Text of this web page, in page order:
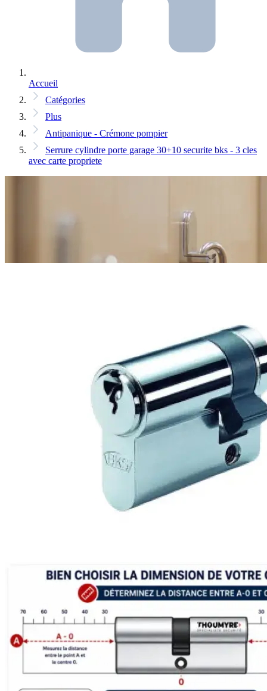
Accueil
Catégories
Plus
Antipanique - Crémone pompier
Serrure cylindre porte garage 30+10 securite bks - 3 cles
avec carte propriete